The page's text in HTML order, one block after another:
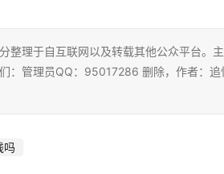
整理于自互联网以及转载其他公众平台。
：管理员QQ：95017286 删除，作者：追
吗